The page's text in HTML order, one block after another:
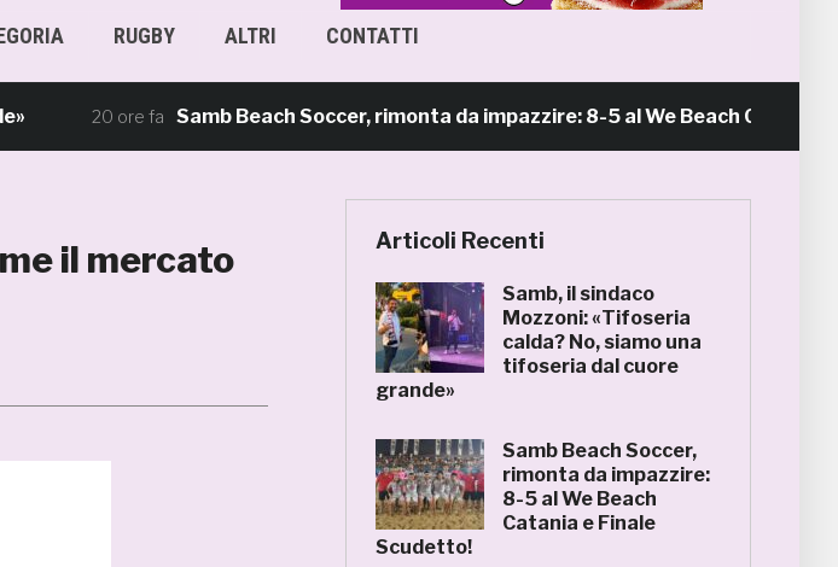
RUGBY ALTRI CONTATTI
20 ore fa Samb Beach Soccer, rimonta da impazzire: 8-5 al We Beach Catania e
il mercato
Articoli Recenti
Samb, il sindaco
Mozzoni: «Tifoseria
calda? No, siamo una
tifoseria dal cuore
grande»
Samb Beach Soccer,
rimonta da impazzire:
8-5 al We Beach
Catania e Finale
Scudetto!